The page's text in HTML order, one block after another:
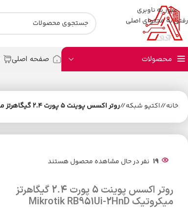
عبور به ناوبری
رفتن به محتوای اصلی
محصولات صفحه اصلی
خانه/ اکتیو شبکه/روتر اکسس پوینت 5 پورت 2.4 گیگاهرتز میکروتیک Mikrotik RB951Ui-2HnD
19 نفر در حال مشاهده محصول هستند
روتر اکسس پوینت 5 پورت 2.4 گیگاهرتز
میکروتیک Mikrotik RB951Ui-2HnD